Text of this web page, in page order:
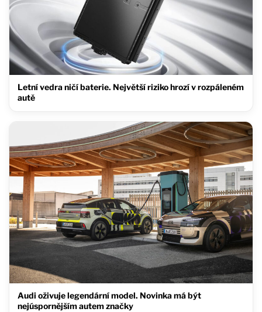
Letní vedra ničí baterie. Největší riziko hrozí v rozpáleném
autě
Audi oživuje legendární model. Novinka má být
nejúspornějším autem značky